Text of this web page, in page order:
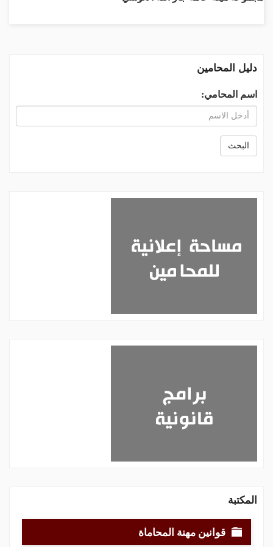
دليل المحامين
اسم المحامي:
البحث
المكتبة
قوانين مهنة المحاماة